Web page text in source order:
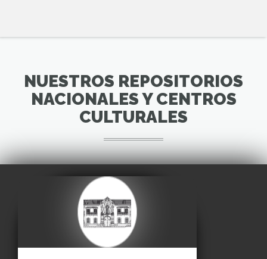
NUESTROS REPOSITORIOS
NACIONALES Y CENTROS
CULTURALES